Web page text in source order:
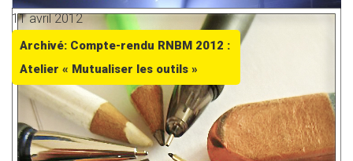
11 avril 2012
Archivé: Compte-rendu RNBM 2012 :
Atelier « Mutualiser les outils »